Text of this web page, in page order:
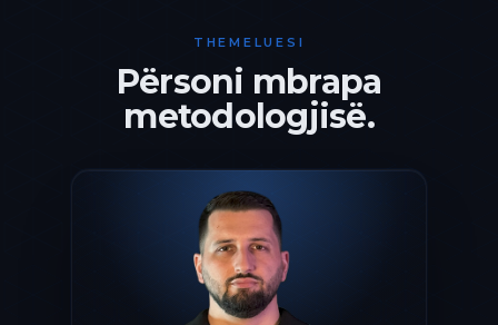
THEMELUESI
Përsoni mbrapa
metodologjisë.